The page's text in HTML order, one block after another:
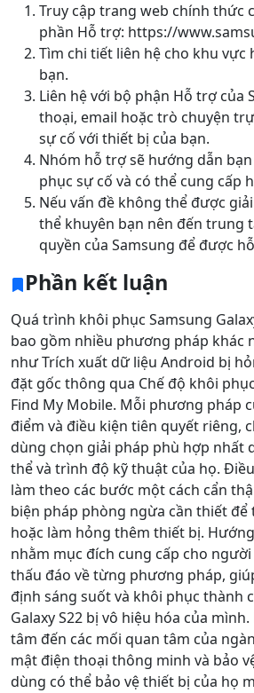
Truy cập trang web chính thức
phần Hỗ trợ: https://
Tìm chi tiết liên hệ cho khu vực
bạn.
Liên hệ với bộ phận Hỗ trợ của
thoại, email hoặc trò chuyện
sự cố với thiết bị của bạn.
Nhóm hỗ trợ sẽ hướng dẫn
phục sự cố và có thể cung cấp
Nếu vấn đề không thể được
thể khuyên bạn nên đến trung
quyền của Samsung để được
Phần kết luận
Quá trình khôi phục Samsung
bao gồm nhiều phương pháp khác
như Trích xuất dữ liệu Android bị
đặt gốc thông qua Chế độ khôi
Find My Mobile. Mỗi phương pháp
điểm và điều kiện tiên quyết riêng,
dùng chọn giải pháp phù hợp nhất
thể và trình độ kỹ thuật của họ.
làm theo các bước một cách cẩn
biện pháp phòng ngừa cần thiết
hoặc làm hỏng thêm thiết bị.
nhằm mục đích cung cấp cho
thấu đáo về từng phương pháp,
định sáng suốt và khôi phục thành
Galaxy S22 bị vô hiệu hóa của
tâm đến các mối quan tâm của
mật điện thoại thông minh và bảo
dùng có thể bảo vệ thiết bị của họ